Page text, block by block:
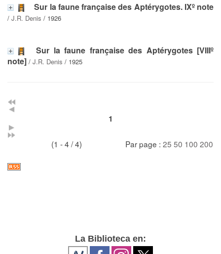
Sur la faune française des Aptérygotes. IXº note
/ J.R. Denis / 1926
Sur la faune française des Aptérygotes [VIIIº
note] / J.R. Denis / 1925
1
(1 - 4 / 4) Par page : 25 50 100 200
La Biblioteca en: